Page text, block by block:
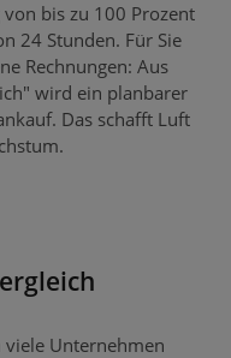
bis zu 100 Prozent
24 Stunden. Für Sie
Rechnungen: Aus
wird ein planbarer
Das schafft Luft
Unternehmen